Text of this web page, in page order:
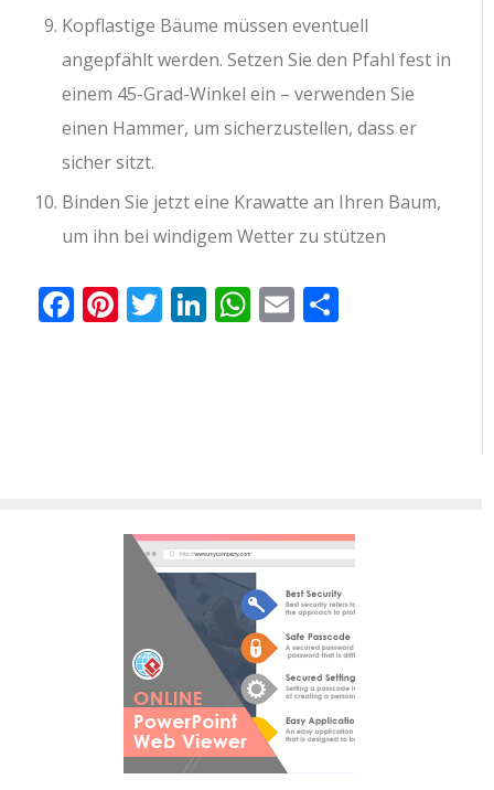
Kopflastige Bäume müssen eventuell
angepfählt werden. Setzen Sie den Pfahl fest in
einem 45-Grad-Winkel ein – verwenden Sie
einen Hammer, um sicherzustellen, dass er
sicher sitzt.
Binden Sie jetzt eine Krawatte an Ihren Baum,
um ihn bei windigem Wetter zu stützen
Facebook
Pinterest
Twitter
LinkedIn
WhatsApp
Email